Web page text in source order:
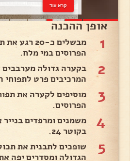
קרא עוד
אופן ההכנה
1
מבשלים כ-20
הפרוסים במי מלח.
2
בקערה גדולה
המרכיבים פרט לתפוחי
3
מוסיפים לקערה את
הפרוסים.
4
משמנים ומרפדים בנייר
בקוטר 24.
5
שופכים לתבנית את
הגדולה ומסדרים יפה